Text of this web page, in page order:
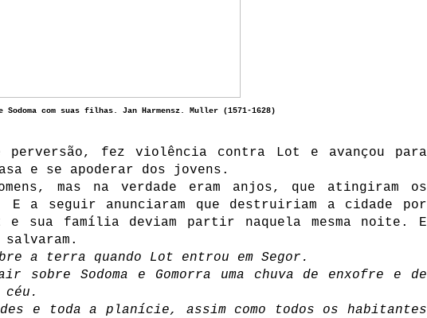
Sodoma com suas filhas. Jan Harmensz. Muller (1571-1628)
perversão, fez violência contra Lot e avançou para
e se apoderar dos jovens.
mas na verdade eram anjos, que atingiram os
E a seguir anunciaram que destruiriam a cidade por
e sua família deviam partir naquela mesma noite. E
a terra quando Lot entrou em Segor.
sobre Sodoma e Gomorra uma chuva de enxofre e de
e toda a planície, assim como todos os habitantes